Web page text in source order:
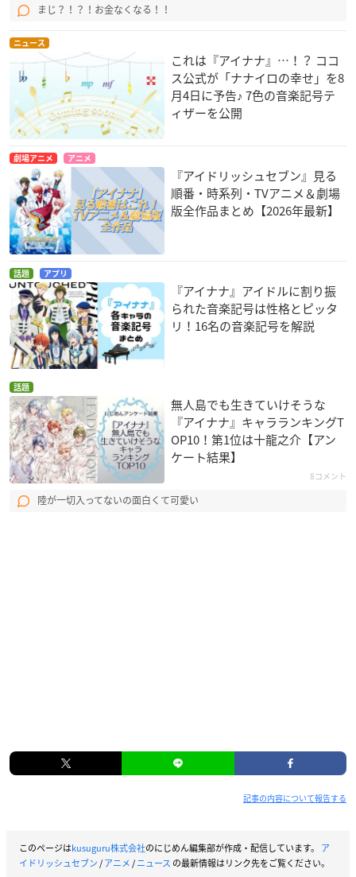
まじ？！？！お金なくなる！！
ニュース
これは『アイナナ』…！？ ココ
ス公式が「ナナイロの幸せ」を8
月4日に予告♪ 7色の音楽記号テ
ィザーを公開
劇場アニメ アニメ
『アイドリッシュセブン』見る
順番・時系列・TVアニメ＆劇場
版全作品まとめ【2026年最新】
話題 アプリ
『アイナナ』アイドルに割り振
られた音楽記号は性格とピッタ
リ！16名の音楽記号を解説
話題
無人島でも生きていけそうな
『アイナナ』キャラランキングT
OP10！第1位は十龍之介【アン
ケート結果】
8コメント
陸が一切入ってないの面白くて可愛い
記事の内容について報告する
このページはkusuguru株式会社のにじめん編集部が作成・配信しています。 ア
イドリッシュセブン/アニメ/ニュース の最新情報はリンク先をご覧ください。